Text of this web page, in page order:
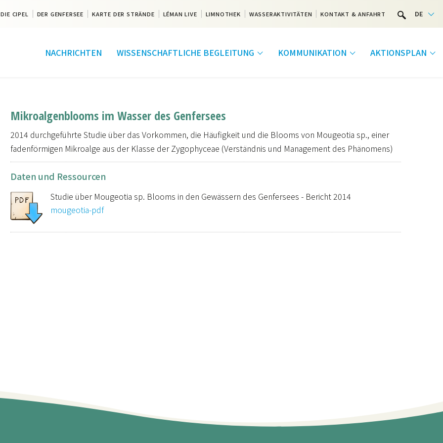
DIE CIPEL DER GENFERSEE KARTE DER STRÄNDE LÉMAN LIVE LIMNOTHEK WASSERAKTIVITÄTEN KONTAKT & ANFAHRT DE
NACHRICHTEN WISSENSCHAFTLICHE BEGLEITUNG KOMMUNIKATION AKTIONSPLAN
Mikroalgenblooms im Wasser des Genfersees
2014 durchgeführte Studie über das Vorkommen, die Häufigkeit und die Blooms von Mougeotia sp., einer
fadenförmigen Mikroalge aus der Klasse der Zygophyceae (Verständnis und Management des Phänomens)
Daten und Ressourcen
Studie über Mougeotia sp. Blooms in den Gewässern des Genfersees - Bericht 2014
mougeotia-pdf